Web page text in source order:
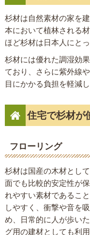
杉材は自然素材の家を
本において植林される
ほど杉材は日本人にと
杉材には優れた調湿効
ており、さらに紫外線
目にかかる負担を軽減
住宅で杉材が
フローリング
杉材は国産の木材とし
面でも比較的安定性が
れやすい素材であるこ
しやすく、衝撃や音を
め、日常的に人が歩い
グ用の建材としても利